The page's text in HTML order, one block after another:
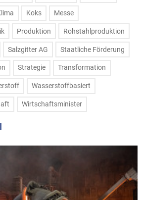
Koks Messe
Produktion Rohstahlproduktion
Salzgitter AG Staatliche Förderung
Strategie Transformation
Wasserstoffbasiert
Wirtschaftsminister